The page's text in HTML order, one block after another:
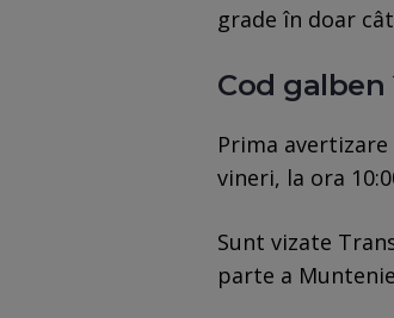
grade în doar
Cod
Prima
vineri, la ora
Sunt vizate
parte a